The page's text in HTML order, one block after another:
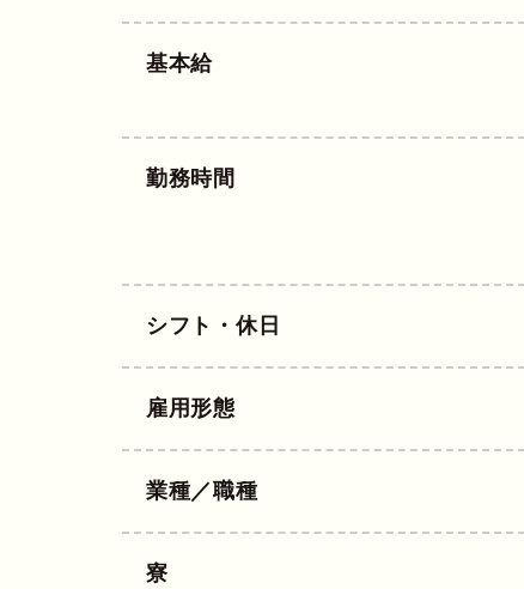
基本給
勤務時間
シフト・休日
雇用形態
業種／職種
寮